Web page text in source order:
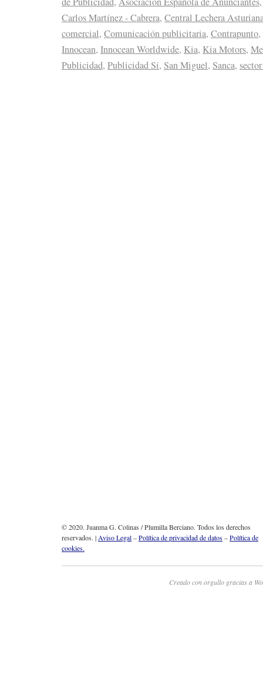
Carlos Martínez - Cabrera, Central Lechera
comercial, Comunicación publicitaria, Contrapunto,
Innocean, Innocean Worldwide, Kia, Kia Motors,
Publicidad, Publicidad Sí, San Miguel, Sanca,
© 2020. Juanma G. Colinas / Plumilla Berciano. Todos los derechos
reservados. |Aviso Legal–Política de privacidad de datos–Política de
cookies.
Creado con orgullo gracias a